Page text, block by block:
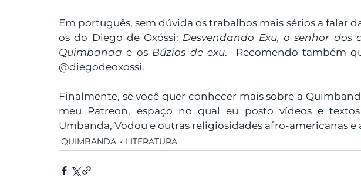
Em português, sem dúvida os trabalhos mais sérios a falar
os do Diego de Oxóssi: Desvendando Exu, o senhor dos
Quimbanda e os Búzios de exu.  Recomendo também
@diegodeoxossi.
Finalmente, se você quer conhecer mais sobre a
meu Patreon, espaço no qual eu posto vídeos e
Umbanda, Vodou e outras religiosidades afro-americanas e
QUIMBANDA LITERATURA